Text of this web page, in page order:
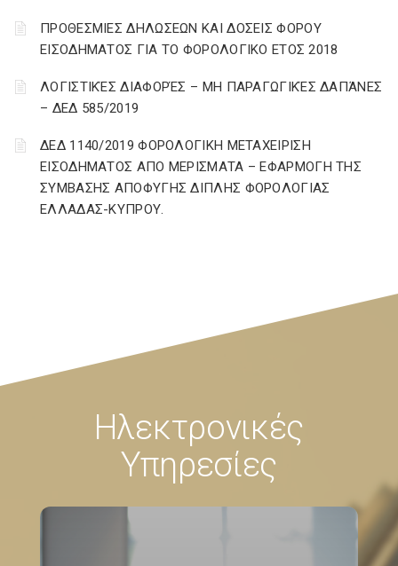
ΠΡΟΘΕΣΜΙΕΣ ΔΗΛΩΣΕΩΝ ΚΑΙ ΔΟΣΕΙΣ ΦΟΡΟΥ
ΕΙΣΟΔΗΜΑΤΟΣ ΓΙΑ ΤΟ ΦΟΡΟΛΟΓΙΚΟ ΕΤΟΣ 2018
ΛΟΓΙΣΤΙΚΈΣ ΔΙΑΦΟΡΈΣ – ΜΗ ΠΑΡΑΓΩΓΙΚΈΣ ΔΑΠΆΝΕΣ
– ΔΕΔ 585/2019
ΔΕΔ 1140/2019 ΦΟΡΟΛΟΓΙΚΗ ΜΕΤΑΧΕΙΡΙΣΗ
ΕΙΣΟΔΗΜΑΤΟΣ ΑΠΟ ΜΕΡΙΣΜΑΤΑ – ΕΦΑΡΜΟΓΗ ΤΗΣ
ΣΥΜΒΑΣΗΣ ΑΠΟΦΥΓΗΣ ΔΙΠΛΗΣ ΦΟΡΟΛΟΓΙΑΣ
ΕΛΛΑΔΑΣ-ΚΥΠΡΟΥ.
Ηλεκτρονικές
Υπηρεσίες